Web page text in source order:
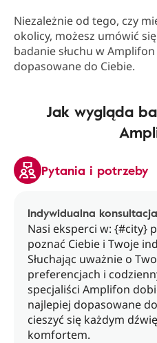
Niezależnie od tego, czy
okolicy, możesz umówić
badanie słuchu w
dopasowane do Ciebie.
Jak wygląda
Pytania i potrzeby
Indywidualna konsultacja
Nasi eksperci w: {#city}
poznać Ciebie i Twoje
Słuchając uważnie o
preferencjach i
specjaliści Amplifon
najlepiej dopasowane
cieszyć się każdym
komfortem.